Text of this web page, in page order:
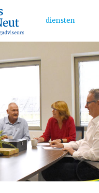
Main Menu
diensten